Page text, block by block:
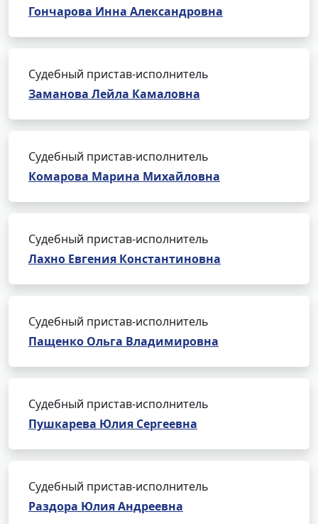
Гончарова Инна Александровна
Судебный пристав-исполнитель
Заманова Лейла Камаловна
Судебный пристав-исполнитель
Комарова Марина Михайловна
Судебный пристав-исполнитель
Лахно Евгения Константиновна
Судебный пристав-исполнитель
Пащенко Ольга Владимировна
Судебный пристав-исполнитель
Пушкарева Юлия Сергеевна
Судебный пристав-исполнитель
Раздора Юлия Андреевна